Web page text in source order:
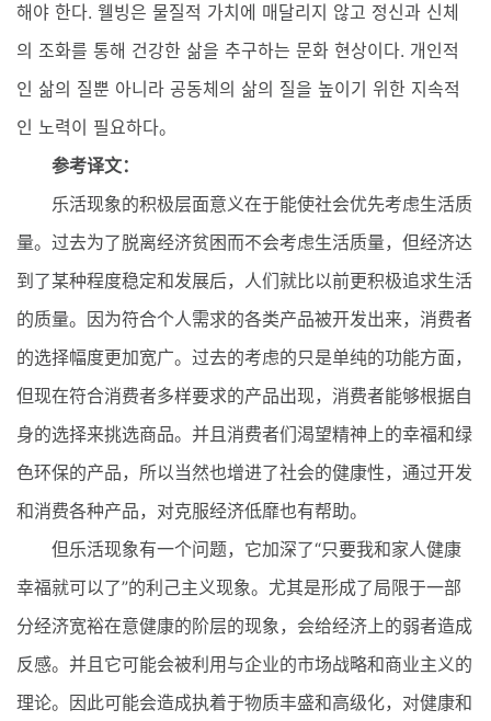
해야 한다. 웰빙은 물질적 가치에 매달리지 않고 정신과 신체
의 조화를 통해 건강한 삶을 추구하는 문화 현상이다. 개인적
인 삶의 질뿐 아니라 공동체의 삶의 질을 높이기 위한 지속적
인 노력이 필요하다。
参考译文：
乐活现象的积极层面意义在于能使社会优先考虑生活质
量。过去为了脱离经济贫困而不会考虑生活质量，但经济达
到了某种程度稳定和发展后，人们就比以前更积极追求生活
的质量。因为符合个人需求的各类产品被开发出来，消费者
的选择幅度更加宽广。过去的考虑的只是单纯的功能方面，
但现在符合消费者多样要求的产品出现，消费者能够根据自
身的选择来挑选商品。并且消费者们渴望精神上的幸福和绿
色环保的产品，所以当然也增进了社会的健康性，通过开发
和消费各种产品，对克服经济低靡也有帮助。
但乐活现象有一个问题，它加深了“只要我和家人健康
幸福就可以了”的利己主义现象。尤其是形成了局限于一部
分经济宽裕在意健康的阶层的现象，会给经济上的弱者造成
反感。并且它可能会被利用与企业的市场战略和商业主义的
理论。因此可能会造成执着于物质丰盛和高级化，对健康和